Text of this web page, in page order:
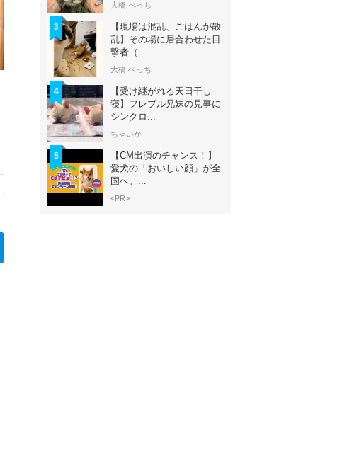
大橋 ぺっち
3
【現場は混乱、ごはんが散
乱】その場に居合わせた目
撃者（...
大橋 ぺっち
4
【受け継がれる天日干し
寝】フレブル兄妹の見事に
シンクロ...
ちゃいか
5
【CM出演のチャンス！】
愛犬の「おいしい顔」が全
国へ。...
<PR>